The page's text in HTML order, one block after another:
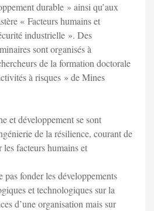
durable » ainsi qu’aux
« Facteurs humains et
industrielle ». Des
sont organisés à
de la formation doctorale
à risques » de Mines
et développement se sont
de la résilience, courant de
les facteurs humains et
pas fonder les développements
et technologiques sur la
d’une organisation mais sur